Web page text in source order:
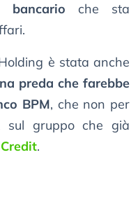
che sta
è stata anche
preda che farebbe
BPM, che non per
sul gruppo che già
.